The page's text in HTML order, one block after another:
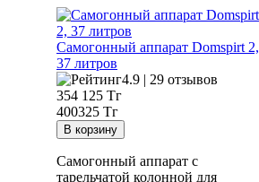
Самогонный аппарат Domspirt 2,
37 литров
4.9 | 29 отзывов
354 125 Тг
400325 Тг
Самогонный аппарат с
тарельчатой колонной для